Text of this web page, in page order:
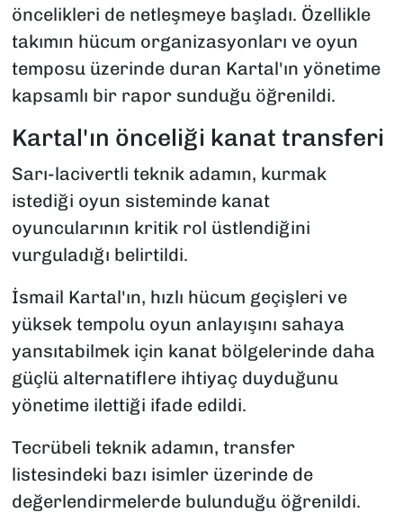
öncelikleri de netleşmeye başladı. Özellikle
takımın hücum organizasyonları ve oyun
temposu üzerinde duran Kartal'ın yönetime
kapsamlı bir rapor sunduğu öğrenildi.
Kartal'ın önceliği kanat transferi
Sarı-lacivertli teknik adamın, kurmak
istediği oyun sisteminde kanat
oyuncularının kritik rol üstlendiğini
vurguladığı belirtildi.
İsmail Kartal'ın, hızlı hücum geçişleri ve
yüksek tempolu oyun anlayışını sahaya
yansıtabilmek için kanat bölgelerinde daha
güçlü alternatiflere ihtiyaç duyduğunu
yönetime ilettiği ifade edildi.
Tecrübeli teknik adamın, transfer
listesindeki bazı isimler üzerinde de
değerlendirmelerde bulunduğu öğrenildi.